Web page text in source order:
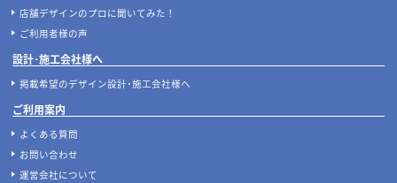
店舗デザインのプロに聞いてみた！
ご利用者様の声
設計･施工会社様へ
掲載希望のデザイン設計･施工会社様へ
ご利用案内
よくある質問
お問い合わせ
運営会社について